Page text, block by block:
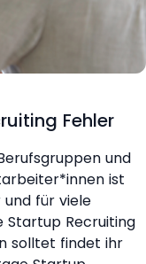
Fehler
und
ist
für viele
Startup Recruiting
solltet findet ihr